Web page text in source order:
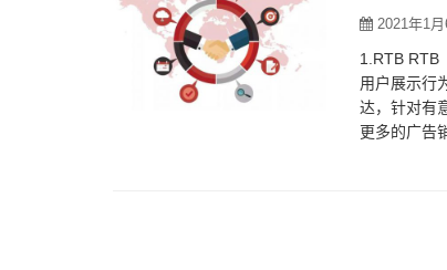
2021年1月
1.RTB RTB
用户展示行
达，针对有
更多的广告